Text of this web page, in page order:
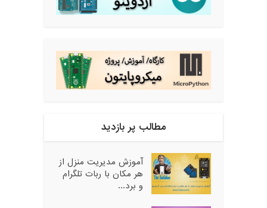
مطالب پر بازدید
آموزش مدیریت منزل از
هر مکان با ربات تلگرام
و برد...